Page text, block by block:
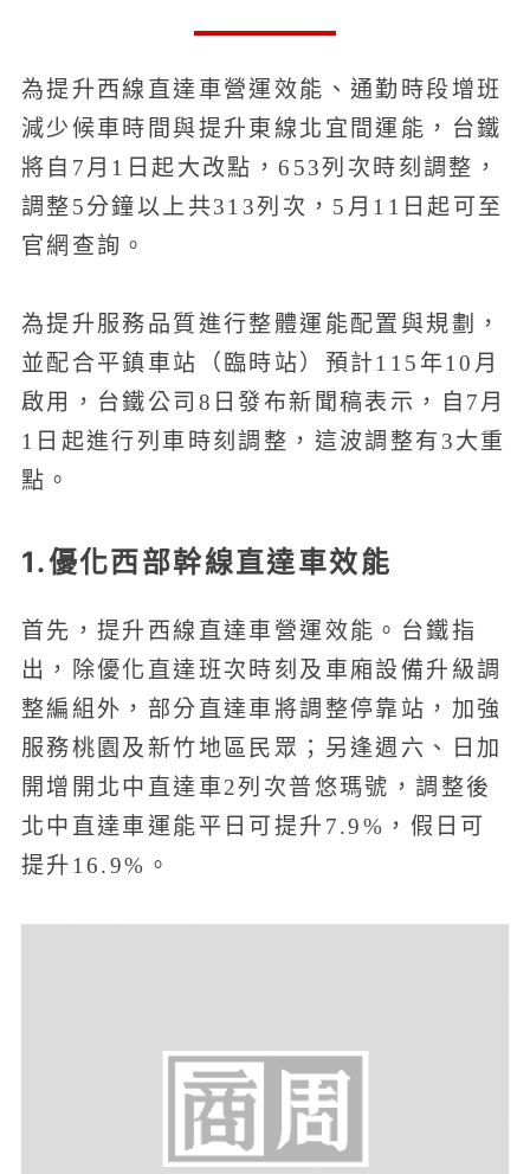
為提升西線直達車營運效能、通勤時段增班
減少候車時間與提升東線北宜間運能，台鐵
將自7月1日起大改點，653列次時刻調整，
調整5分鐘以上共313列次，5月11日起可至
官網查詢。
為提升服務品質進行整體運能配置與規劃，
並配合平鎮車站（臨時站）預計115年10月
啟用，台鐵公司8日發布新聞稿表示，自7月
1日起進行列車時刻調整，這波調整有3大重
點。
1.優化西部幹線直達車效能
首先，提升西線直達車營運效能。台鐵指
出，除優化直達班次時刻及車廂設備升級調
整編組外，部分直達車將調整停靠站，加強
服務桃園及新竹地區民眾；另逢週六、日加
開增開北中直達車2列次普悠瑪號，調整後
北中直達車運能平日可提升7.9%，假日可
提升16.9%。